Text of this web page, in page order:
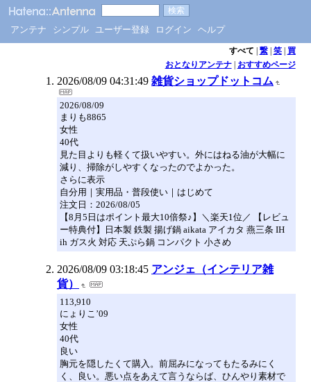
アンテナ シンプル ユーザー登録 ログイン ヘルプ
すべて | 繋| 笑| 買
おとなりアンテナ| おすすめページ
2026/08/09 04:31:49 雑貨ショップドットコム
2026/08/09
まりも8865
女性
40代
見た目よりも軽くて扱いやすい。外にはねる油が大幅に
減り、掃除がしやすくなったのでよかった。
さらに表示
自分用｜実用品・普段使い｜はじめて
注文日：2026/08/05
【8月5日はポイント最大10倍祭♪】＼楽天1位／ 【レビュ
ー特典付】日本製 鉄製 揚げ鍋 aikata アイカタ 燕三条 IH
ih ガス火 対応 天ぷら鍋 コンパクト 小さめ
2026/08/09 03:18:45 アンジェ（インテリア雑
貨）
113,910
にょりこ’09
女性
40代
良い
胸元を隠したくて購入。前屈みになってもたるみにく
く、良い。悪い点をあえて言うならば、ひんやり素材で